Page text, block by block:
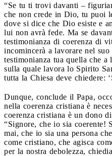
“Se tu ti trovi davanti –
che non crede in Dio, tu puoi
dove si dice che Dio esiste e
lui non avrà fede. Ma se
testimonianza di coerenza di
incomincerà a lavorare nel
testimonianza tua quella che
sulla quale lavora lo Spirito
tutta la Chiesa deve chiedere:
Dunque, conclude il Papa,
nella coerenza cristiana è
coerenza cristiana è un dono
“Signore, che io sia coerente!
mai, che io sia una persona
come cristiano, che agisca
per la nostra debolezza,